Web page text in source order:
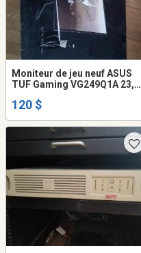
Moniteur de jeu neuf ASUS
TUF Gaming VG249Q1A 23,8"
120 $